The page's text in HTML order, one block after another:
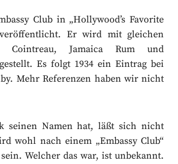
Club in „Hollywood’s Favorite
Er wird mit gleichen
Cointreau, Jamaica Rum und
Es folgt 1934 ein Eintrag bei
Mehr Referenzen haben wir nicht
seinen Namen hat, läßt sich nicht
wohl nach einem „Embassy Club“
Welcher das war, ist unbekannt.